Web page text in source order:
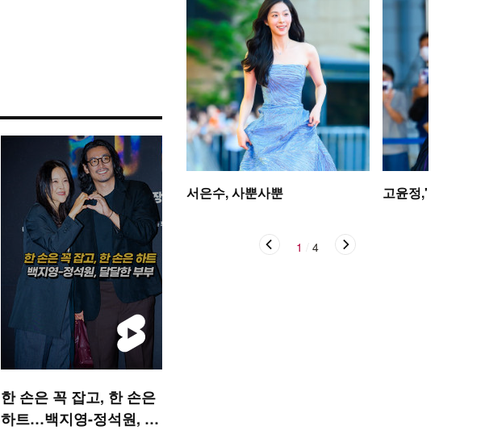
한 손은 꼭 잡고, 한 손은
하트…백지영-정석원, 달
서은수, 사뿐사뿐 고윤정,'탄성을
1 4